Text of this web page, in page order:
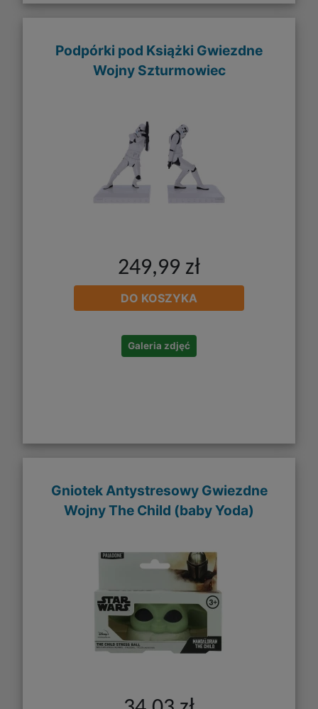
Podpórki pod Książki Gwiezdne
Wojny Szturmowiec
249,99 zł
DO KOSZYKA
Galeria zdjęć
Gniotek Antystresowy Gwiezdne
Wojny The Child (baby Yoda)